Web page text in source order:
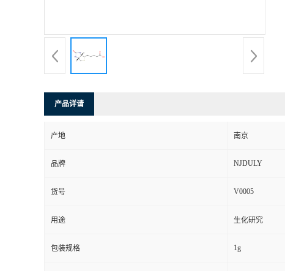
产品详请
产地 南京
品牌 NJDULY
货号 V0005
用途 生化研究
包装规格 1g